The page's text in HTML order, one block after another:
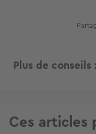
Plus de conseils
Ces articles